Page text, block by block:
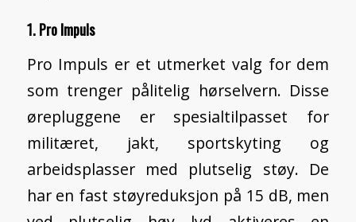
1. Pro Impuls
Pro Impuls er et utmerket valg for dem
som trenger pålitelig hørselvern. Disse
ørepluggene er spesialtilpasset for
militæret, jakt, sportskyting og
arbeidsplasser med plutselig støy. De
har en fast støyreduksjon på 15 dB, men